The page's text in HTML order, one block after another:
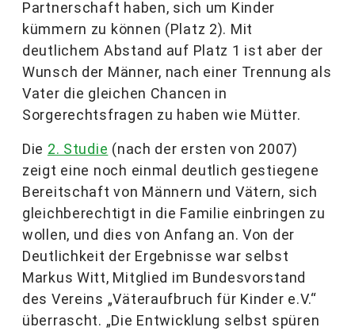
Partnerschaft haben, sich um Kinder
kümmern zu können (Platz 2). Mit
deutlichem Abstand auf Platz 1 ist aber der
Wunsch der Männer, nach einer Trennung als
Vater die gleichen Chancen in
Sorgerechtsfragen zu haben wie Mütter.
Die 2. Studie (nach der ersten von 2007)
zeigt eine noch einmal deutlich gestiegene
Bereitschaft von Männern und Vätern, sich
gleichberechtigt in die Familie einbringen zu
wollen, und dies von Anfang an. Von der
Deutlichkeit der Ergebnisse war selbst
Markus Witt, Mitglied im Bundesvorstand
des Vereins „Väteraufbruch für Kinder e.V.“
überrascht. „Die Entwicklung selbst spüren